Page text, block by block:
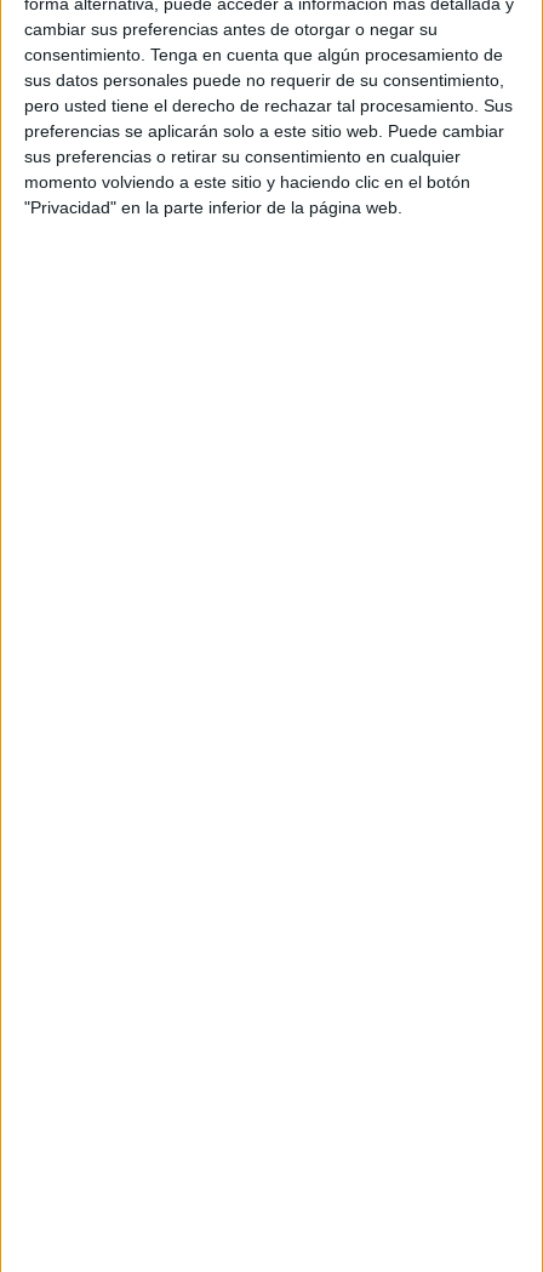
cambiar sus preferencias antes de otorgar o negar su
consentimiento. Tenga en cuenta que algún procesamiento de
sus datos personales puede no requerir de su consentimiento,
pero usted tiene el derecho de rechazar tal procesamiento. Sus
preferencias se aplicarán solo a este sitio web. Puede cambiar
sus preferencias o retirar su consentimiento en cualquier
momento volviendo a este sitio y haciendo clic en el botón
"Privacidad" en la parte inferior de la página web.